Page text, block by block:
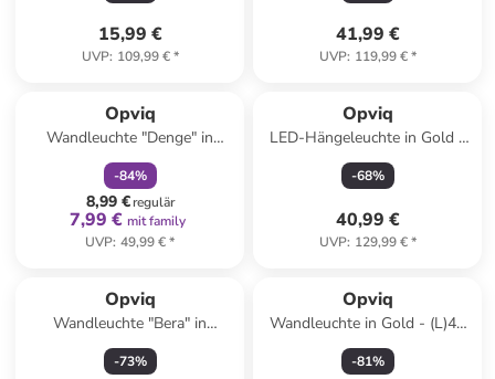
15,99 €
UVP: 109,99 €*
41,99 €
UVP: 119,99 €*
Opviq
Wandleuchte "Denge" in
Schwarz - (B)4 x (H)11 cm
-84%
8,99 €regulär
7,99 € mit family
UVP: 49,99 €*
Opviq
LED-Hängeleuchte in Gold -
(B)20 cm
-68%
40,99 €
UVP: 129,99 €*
Opviq
Wandleuchte "Bera" in
Schwarz/ Gold - (B)25 x (H)25
cm
-73%
Opviq
Wandleuchte in Gold - (L)40
cm
-81%